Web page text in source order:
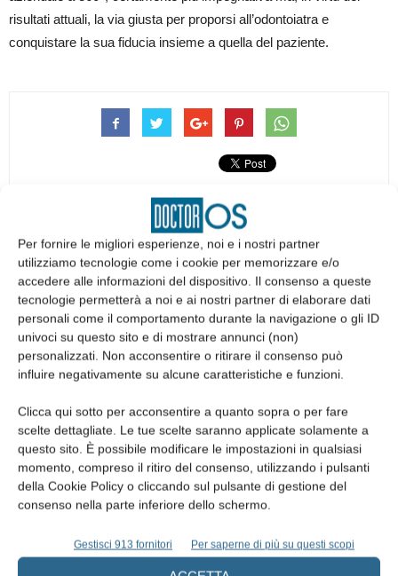
Per fornire le migliori esperienze, noi e i nostri partner
utilizziamo tecnologie come i cookie per memorizzare e/o
accedere alle informazioni del dispositivo. Il consenso a queste
tecnologie permetterà a noi e ai nostri partner di elaborare dati
personali come il comportamento durante la navigazione o gli ID
univoci su questo sito e di mostrare annunci (non)
personalizzati. Non acconsentire o ritirare il consenso può
influire negativamente su alcune caratteristiche e funzioni.
Clicca qui sotto per acconsentire a quanto sopra o per fare
scelte dettagliate. Le tue scelte saranno applicate solamente a
questo sito. È possibile modificare le impostazioni in qualsiasi
momento, compreso il ritiro del consenso, utilizzando i pulsanti
della Cookie Policy o cliccando sul pulsante di gestione del
consenso nella parte inferiore dello schermo.
Gestisci 913 fornitori Per saperne di più su questi scopi
risultati attuali, la via giusta per proporsi all’odontoiatra e
conquistare la sua fiducia insieme a quella del paziente.
La Scuola Medica Salernitana
premia il professor Tiziano
Testori
Alla Sapienza parte la
tredicesima edizione del Master
di II livello in
Odontostomatologia in età
ALTRI ARTICOLI DALLO STESSO AUTORE
Lo studio odontoiatrico nell’era dell’AI.
Chiave competitiva o rischio nascosto?
Alfadocs si rinnova: nuova identità per la